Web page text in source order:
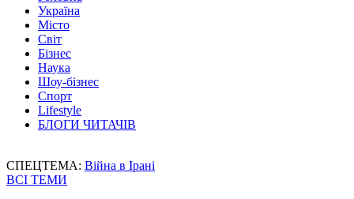
Україна
Місто
Світ
Бізнес
Наука
Шоу-бізнес
Спорт
Lifestyle
БЛОГИ ЧИТАЧІВ
СПЕЦТЕМА: Війна в Ірані
ВСІ ТЕМИ